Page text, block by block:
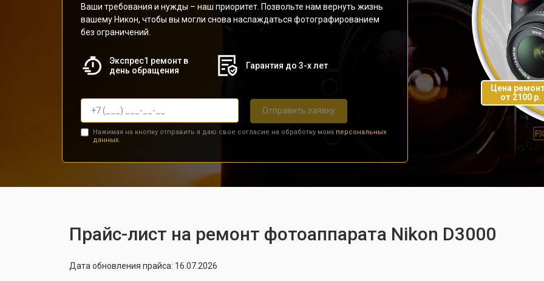
Ваши требования и нужды – наш приоритет. Позвольте нам вернуть жизнь
вашему Никон, чтобы вы могли снова наслаждаться фотографированием
без ограничений.
Экспрес1 ремонт в
день обращения
Гарантия до 3-х лет
Отправить заявку
Нажимая на кнопку отправить я даю свое согласие на обработку моих персональных
данных.
Цена
от 2100 р.
Прайс-лист на ремонт фотоаппарата Nikon D3000
Дата обновления прайса: 16.07.2026